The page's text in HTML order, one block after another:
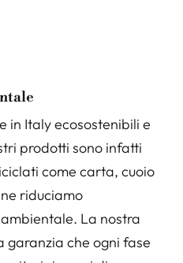
in Italy ecosostenibili e
prodotti sono infatti
come carta, cuoio
riduciamo
La nostra
garanzia che ogni fase